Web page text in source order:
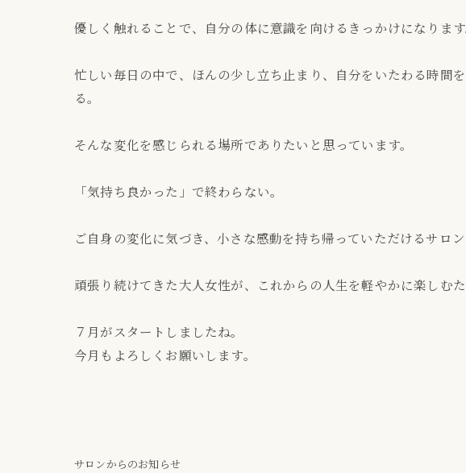
優しく触れることで、自分の体に意識を向けるきっかけになります
忙しい毎日の中で、ほんの少し立ち止まり、自分をいたわる時間
る。
そんな変化を感じられる場所でありたいと思っています。
「気持ち良かった」で終わらない。
ご自身の変化に気づき、小さな感動を持ち帰っていただけるサロン
頑張り続けてきた大人女性が、これからの人生を軽やかに楽しむ
７月がスタートしましたね。
今月もよろしくお願いします。
サロンからのお知らせ